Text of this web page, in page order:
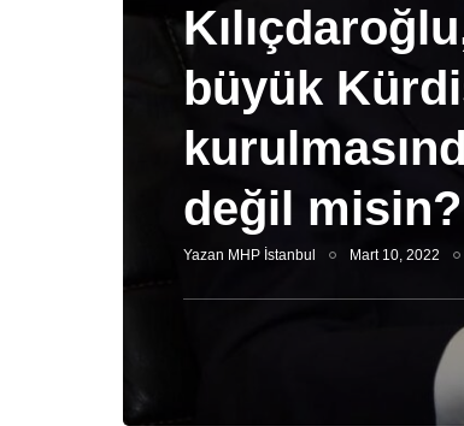
büyük
değil misin?
Yazan MHP İstanbul Mart 10, 2022